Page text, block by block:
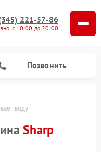
221-57-86
с 10:00 до 20:00
Позвонить
воду
Sharp